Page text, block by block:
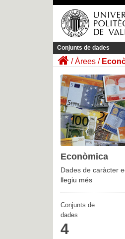
Conjunts de dades
Àrees
Econòmica
Dades de caràcter
llegiu més
Conjunts de
dades
4